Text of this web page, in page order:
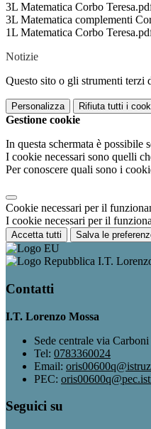
3L Matematica Corbo
3L Matematica complementi
1L Matematica Corbo
Notizie
Questo sito o gli strumenti terzi
Personalizza Rifiuta tutti i
Gestione cookie
In questa schermata è possibile
I cookie necessari sono quelli
Per conoscere quali sono i
Cookie necessari per il
I cookie necessari per il
Accetta tutti Salva le
I.T.
Contatti
I.T. Lorenzo Mossa
Sede centrale via
Tel: 0783360024
Email:
PEC:
Seguici su